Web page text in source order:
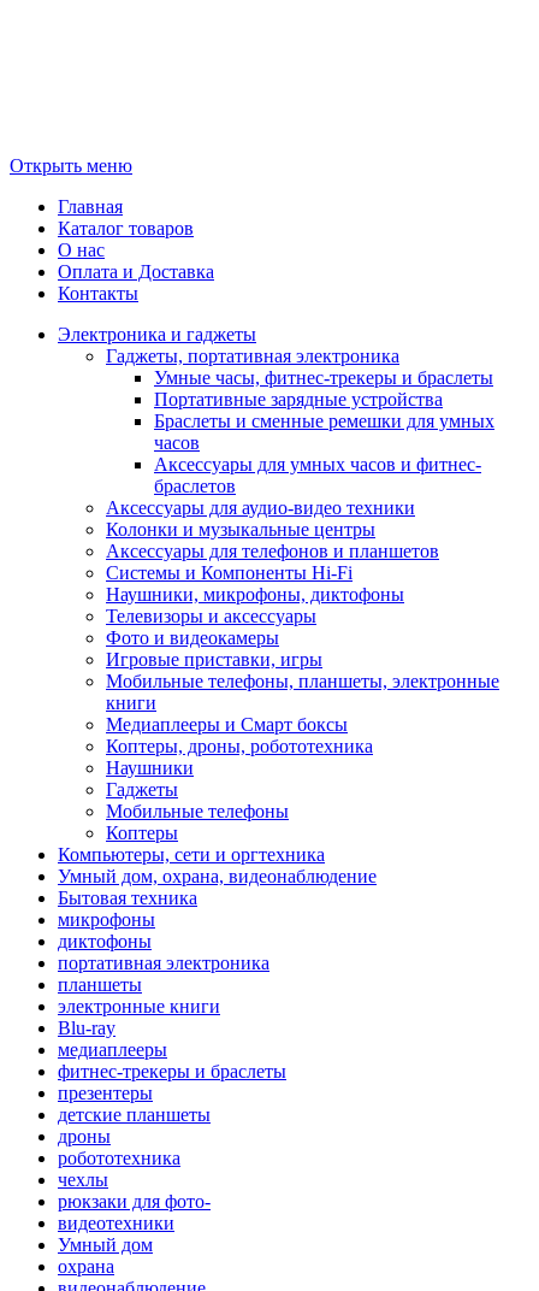
Открыть меню
Главная
Каталог товаров
О нас
Оплата и Доставка
Контакты
Электроника и гаджеты
Гаджеты, портативная электроника
Умные часы, фитнес-трекеры и браслеты
Портативные зарядные устройства
Браслеты и сменные ремешки для умных
часов
Аксессуары для умных часов и фитнес-
браслетов
Аксессуары для аудио-видео техники
Колонки и музыкальные центры
Аксессуары для телефонов и планшетов
Системы и Компоненты Hi-Fi
Наушники, микрофоны, диктофоны
Телевизоры и аксессуары
Фото и видеокамеры
Игровые приставки, игры
Мобильные телефоны, планшеты, электронные
книги
Медиаплееры и Смарт боксы
Коптеры, дроны, робототехника
Наушники
Гаджеты
Мобильные телефоны
Коптеры
Компьютеры, сети и оргтехника
Умный дом, охрана, видеонаблюдение
Бытовая техника
микрофоны
диктофоны
портативная электроника
планшеты
электронные книги
Blu-ray
медиаплееры
фитнес-трекеры и браслеты
презентеры
детские планшеты
дроны
робототехника
чехлы
рюкзаки для фото-
видеотехники
Умный дом
охрана